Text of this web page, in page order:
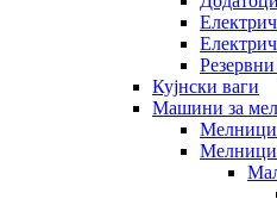
Кујнски ваги
Машини за
Мелници
Мелници